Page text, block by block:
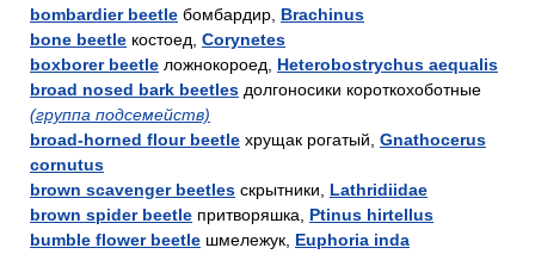
bombardier beetle бомбардир, Brachinus
bone beetle костоед, Corynetes
boxborer beetle ложнокороед, Heterobostrychus aequalis
broad nosed bark beetles долгоносики короткохоботные
(группа подсемейств)
broad-horned flour beetle хрущак рогатый, Gnathocerus
cornutus
brown scavenger beetles скрытники, Lathridiidae
brown spider beetle притворяшка, Ptinus hirtellus
bumble flower beetle шмележук, Euphoria inda